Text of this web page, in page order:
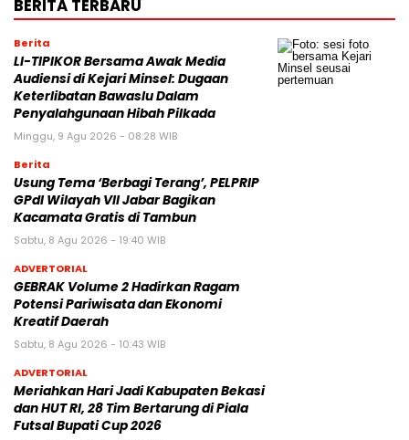
BERITA TERBARU
Berita
LI-TIPIKOR Bersama Awak Media
Audiensi di Kejari Minsel: Dugaan
Keterlibatan Bawaslu Dalam
Penyalahgunaan Hibah Pilkada
Minggu, 9 Agu 2026 - 08:28 WIB
Berita
‎Usung Tema ‘Berbagi Terang’, PELPRIP
GPdI Wilayah VII Jabar Bagikan
Kacamata Gratis di Tambun
Sabtu, 8 Agu 2026 - 19:40 WIB
ADVERTORIAL
GEBRAK Volume 2 Hadirkan Ragam
Potensi Pariwisata dan Ekonomi
Kreatif Daerah
Sabtu, 8 Agu 2026 - 10:43 WIB
ADVERTORIAL
Meriahkan Hari Jadi Kabupaten Bekasi
dan HUT RI, 28 Tim Bertarung di Piala
Futsal Bupati Cup 2026